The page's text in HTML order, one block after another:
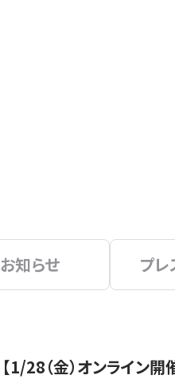
お知らせ プレ
【1/28（金）オンライン